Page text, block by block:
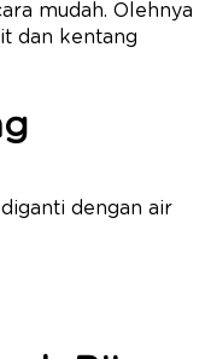
mudah. Olehnya
dan kentang
dengan air